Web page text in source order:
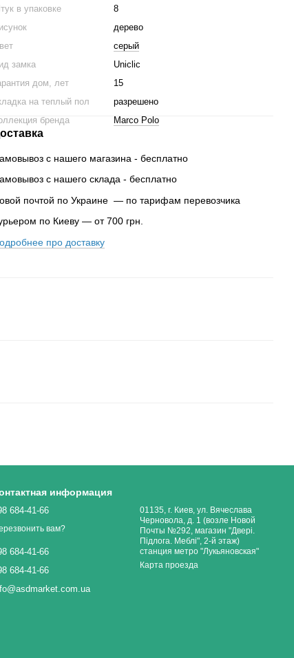
в упаковке
8
дерево
серый
замка
Uniclic
дом, лет
15
на теплый пол
разрешено
бренда
Marco Polo
с нашего магазина - бесплатно
с нашего склада - бесплатно
почтой по Украине — по тарифам перевозчика
по Киеву — от 700 грн.
про доставку
информация
684-41-66
вам?
684-41-66
684-41-66
01135, г. Киев, ул. Вячеслава
Черновола, д. 1 (возле Новой
Почты №292, магазин "Двері.
Підлога. Меблі", 2-й этаж)
станция метро "Лукьяновская"
Карта проезда